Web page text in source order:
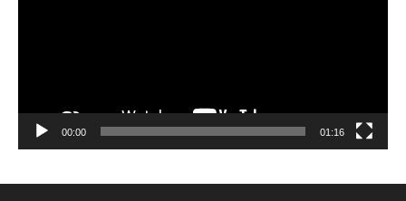
00:00 01:16